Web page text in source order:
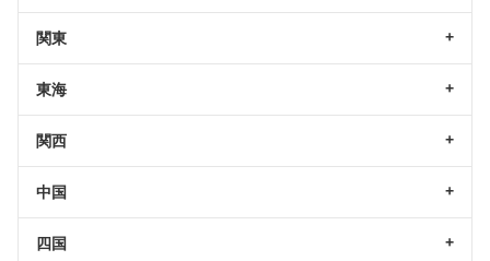
関東
東海
関西
中国
四国